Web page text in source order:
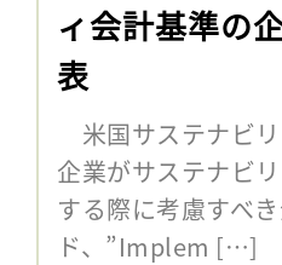
ィ会計基準の
表
米国サステナビ
企業がサステナビ
する際に考慮すべ
ド、”Implem […]